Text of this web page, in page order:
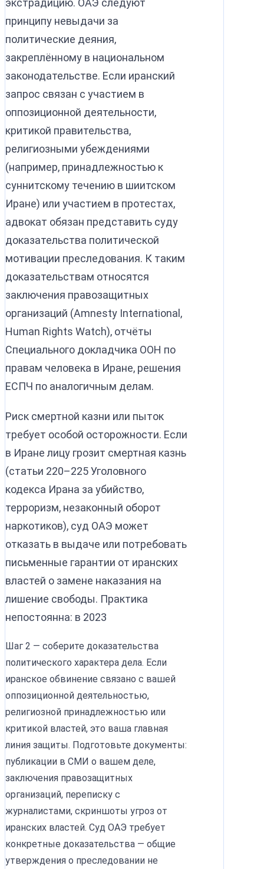
экстрадицию. ОАЭ следуют
принципу невыдачи за
политические деяния,
закреплённому в национальном
законодательстве. Если иранский
запрос связан с участием в
оппозиционной деятельности,
критикой правительства,
религиозными убеждениями
(например, принадлежностью к
суннитскому течению в шиитском
Иране) или участием в протестах,
адвокат обязан представить суду
доказательства политической
мотивации преследования. К таким
доказательствам относятся
заключения правозащитных
организаций (Amnesty International,
Human Rights Watch), отчёты
Специального докладчика ООН по
правам человека в Иране, решения
ЕСПЧ по аналогичным делам.
Риск смертной казни или пыток
требует особой осторожности. Если
в Иране лицу грозит смертная казнь
(статьи 220–225 Уголовного
кодекса Ирана за убийство,
терроризм, незаконный оборот
наркотиков), суд ОАЭ может
отказать в выдаче или потребовать
письменные гарантии от иранских
властей о замене наказания на
лишение свободы. Практика
непостоянна: в 2023
Шаг 2 — соберите доказательства
политического характера дела. Если
иранское обвинение связано с вашей
оппозиционной деятельностью,
религиозной принадлежностью или
критикой властей, это ваша главная
линия защиты. Подготовьте документы:
публикации в СМИ о вашем деле,
заключения правозащитных
организаций, переписку с
журналистами, скриншоты угроз от
иранских властей. Суд ОАЭ требует
конкретные доказательства — общие
утверждения о преследовании не